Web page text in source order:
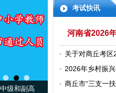
级和副高
考试快讯
河南省2026
关于对商丘考
合格人员（省
2026年乡村振
人员公示（第二
商丘市“三支一